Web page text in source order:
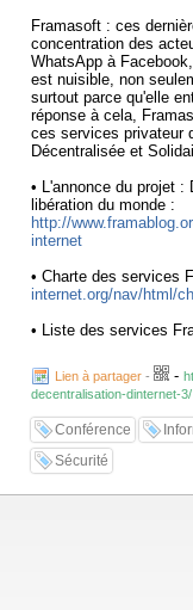
Framasoft : ces
concentration des
WhatsApp à
est nuisible, non
surtout parce qu'elle
réponse à cela,
ces services privateur
Décentralisée et
• L'annonce du projet
libération du monde :
http://
internet
• Charte des services
internet.org/nav/html/
• Liste des services
CaliOpen est un outil
de correspondance
échanges dans un
terminaux (PC,
réseaux sociaux, IRC).
CaliOpen est un
• La démarche de
Lien à partager - -
decentralisation-dinternet-3/
Conférence
Sécurité